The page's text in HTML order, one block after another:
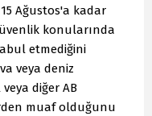
Ağustos'a kadar
konularında
etmediğini
veya deniz
diğer AB
muaf olduğunu